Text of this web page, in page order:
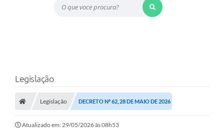
O que voce procura?
Legislação
Legislação DECRETO Nº 62, 28 DE MAIO DE 2026
Atualizado em: 29/05/2026 às 08h53